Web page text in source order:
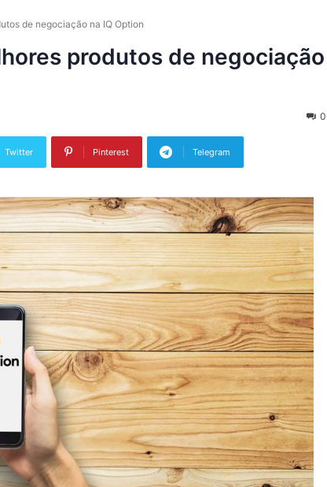
de negociação na IQ Option
produtos de negociação
0
Twitter Pinterest Telegram